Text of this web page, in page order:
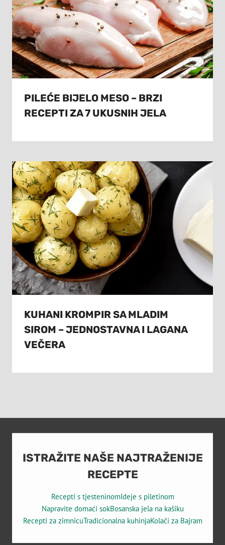
PILEĆE BIJELO MESO – BRZI
RECEPTI ZA 7 UKUSNIH JELA
KUHANI KROMPIR SA MLADIM
SIROM – JEDNOSTAVNA I LAGANA
VEČERA
ISTRAŽITE NAŠE NAJTRAŽENIJE
RECEPTE
Recepti s tjesteninomIdeje s piletinom
Napravite domaći sokBosanska jela na kašiku
Recepti za zimnicuTradicionalna kuhinjaKolači za Bajram